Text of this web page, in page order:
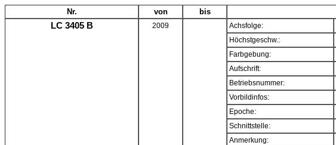
Nr. von bis
LC 3405 B 2009 Achsfolge:
Höchstgeschw.:
Farbgebung:
Aufschrift:
Betriebsnummer:
Vorbildinfos:
Epoche:
Schnittstelle:
Anmerkung: